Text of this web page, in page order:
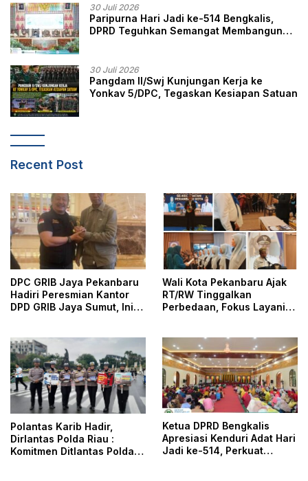
30 Juli 2026
Paripurna Hari Jadi ke-514 Bengkalis,
DPRD Teguhkan Semangat Membangun
30 Juli 2026
Pangdam II/Swj Kunjungan Kerja ke
Yonkav 5/DPC, Tegaskan Kesiapan Satuan
Recent Post
DPC GRIB Jaya Pekanbaru
Hadiri Peresmian Kantor
DPD GRIB Jaya Sumut, Ini
Wali Kota Pekanbaru Ajak
RT/RW Tinggalkan
Perbedaan, Fokus Layani
Polantas Karib Hadir,
Dirlantas Polda Riau :
Komitmen Ditlantas Polda
Ketua DPRD Bengkalis
Apresiasi Kenduri Adat Hari
Jadi ke-514, Perkuat